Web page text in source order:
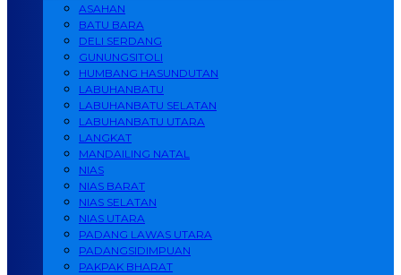
ASAHAN
BATU BARA
DELI SERDANG
GUNUNGSITOLI
HUMBANG HASUNDUTAN
LABUHANBATU
LABUHANBATU SELATAN
LABUHANBATU UTARA
LANGKAT
MANDAILING NATAL
NIAS
NIAS BARAT
NIAS SELATAN
NIAS UTARA
PADANG LAWAS UTARA
PADANGSIDIMPUAN
PAKPAK BHARAT